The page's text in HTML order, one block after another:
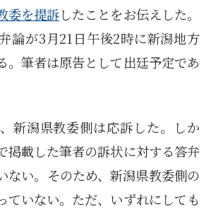
委を提訴したことをお伝えした。
論が3月21日午後2時に新潟地方
。筆者は原告として出廷予定であ
新潟県教委側は応訴した。しか
掲載した筆者の訴状に対する答弁
ない。そのため、新潟県教委側の
ていない。ただ、いずれにしても